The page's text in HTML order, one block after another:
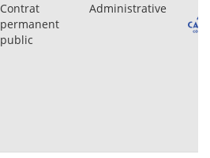
Contrat
permanent
public
Administrative